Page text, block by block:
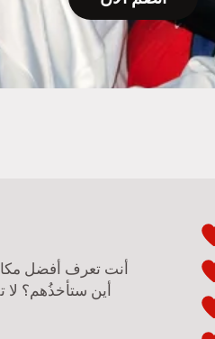
أنت تعرف أفضل
أين ستأخذُهم؟ لا